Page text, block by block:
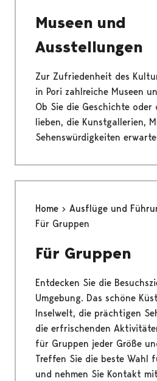
Museen und
Ausstellungen
Zur Zufriedenheit des
in Pori zahlreiche Museen
Ob Sie die Geschichte oder
lieben, die Kunstgallerien,
Sehenswürdigkeiten
Home
Ausflüge und
Für Gruppen
Für Gruppen
Entdecken Sie die
Umgebung. Das schöne
Inselwelt, die prächtigen
die erfrischenden
für Gruppen jeder Größe
Treffen Sie die beste Wahl
und nehmen Sie Kontakt